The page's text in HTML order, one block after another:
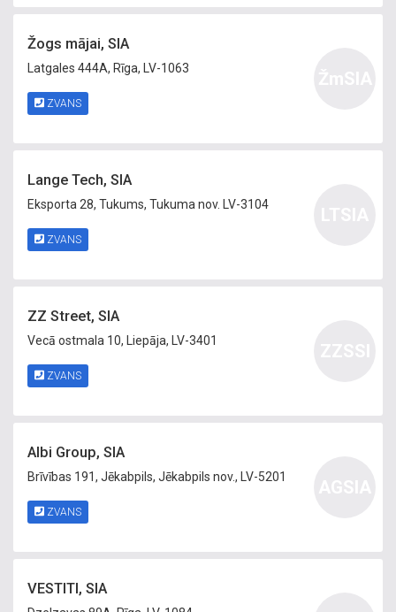
Žogs mājai, SIA
Latgales 444A, Rīga, LV-1063
ZVANS
Lange Tech, SIA
Eksporta 28, Tukums, Tukuma nov. LV-3104
ZVANS
ZZ Street, SIA
Vecā ostmala 10, Liepāja, LV-3401
ZVANS
Albi Group, SIA
Brīvības 191, Jēkabpils, Jēkabpils nov., LV-5201
ZVANS
VESTITI, SIA